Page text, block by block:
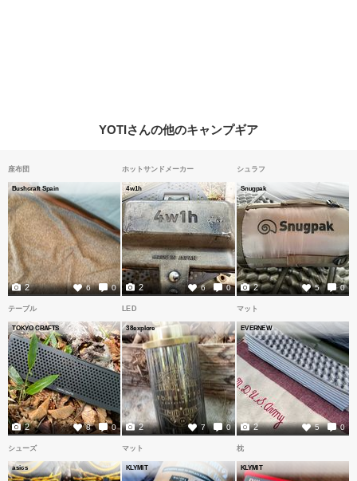
YOTIさんの他のキャンプギア
座布団
Bushcraft Spain
6 0
2
ホットサンドメーカー
4w1h
6 0
2
シュラフ
Snugpak
5 0
2
テーブル
TOKYO CRAFTS
8 0
2
LED
38explore
7 0
2
マット
EVERNEW
5 0
2
シューズ
asics
マット
KLYMIT
枕
KLYMIT